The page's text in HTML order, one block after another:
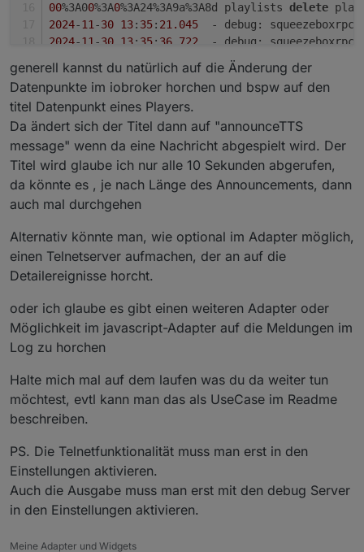
00%3A00%3A0%3A24%3A9a%3A8d playlists delete
2024-11-30 13: 35: 21.045
  - debug: squeezeboxrpc.
2024-11 -30 13: 35: 36.722
  - debug: squeezeboxrpc.
  - debug: squeezeboxrpc.
00 %3A0 0%3A0%3A24%3A9a%3A8d playlist jump
00%3A0 0%3A0%3A24%3A9a%3A8d playlist open file%
00%3A00%3A0%3A24%3A9a%3A8d playlist
00%3A00%3A0%3A24%3A9a%3A8d time 6.50511415672302
00%3A00%3A0%3A24%3A9a%3A8d playlist open file%
00%3A00 %3A 0%3A24%3A9a%3A8d playlist open file%
00
%3A
%3A24%3A9a%3A8d playlist load_done
11- 30 38.898
  - debug: squeezeboxrpc.
2024-11- 30 13: 35
2024 -11 30 42.461
  - debug: squeezeboxrpc.
%3A24%3A9a%3A8d menustatus ARRAY(
generell kannst du natürlich auf die Änderung der
Datenpunkte im iobroker horchen und bspw auf den
titel Datenpunkt eines Players.
Da ändert sich der Titel dann auf "announceTTS
message" wenn da eine Nachricht abgespielt wird. Der
Titel wird glaube ich nur alle 10 Sekunden abgerufen,
da könnte es , je nach Länge des Announcements, dann
auch mal durchgehen
Alternativ könnte man, wie optional im Adapter möglich,
einen Telnetserver aufmachen, der an auf die
Detailereignisse horcht.
oder ich glaube es gibt einen weiteren Adapter oder
Möglichkeit im javascript-Adapter auf die Meldungen im
Log zu horchen
Halte mich mal auf dem laufen was du da weiter tun
möchtest, evtl kann man das als UseCase im Readme
beschreiben.
PS. Die Telnetfunktionalität muss man erst in den
Einstellungen aktivieren.
Auch die Ausgabe muss man erst mit den debug Server
in den Einstellungen aktivieren.
Meine Adapter und Widgets